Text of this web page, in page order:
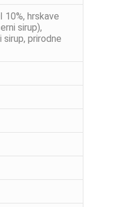
10%, hrskave
sirup),
prirodne